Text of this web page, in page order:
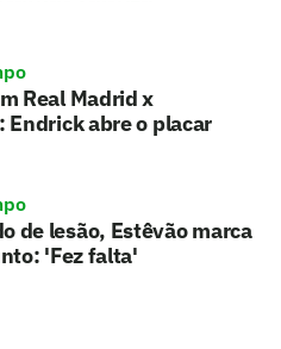
Real Madrid x
Endrick abre o placar
de lesão, Estêvão marca
'Fez falta'